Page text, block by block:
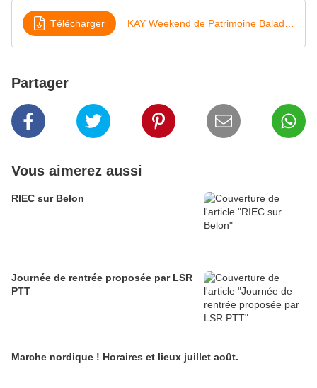
Télécharger
Partager
Vous aimerez aussi
RIEC sur Belon
Journée de rentrée proposée par LSR
PTT
Marche nordique ! Horaires et lieux juillet août.